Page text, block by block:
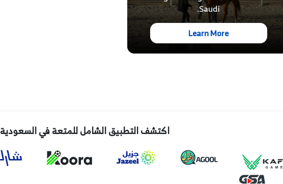
Saudi.
Learn More
اكتشف التطبيق الشامل للمتعة في السعودية